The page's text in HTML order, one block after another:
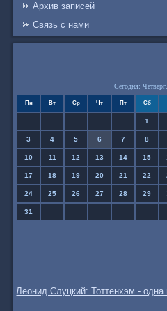
Архив записей
Связь c нами
Сегодня:
Пн Вт Ср Чт Пт Сб
1
3 4 5 6 7 8
10 11 12 13 14 15
17 18 19 20 21 22
24 25 26 27 28 29
31
Леонид Слуцкий: Тоттенхэм -